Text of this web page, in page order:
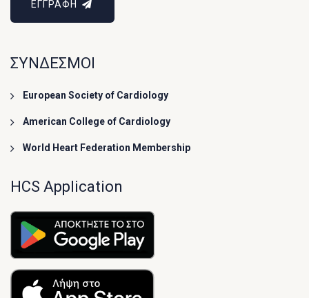
ΕΓΓΡΑΦΗ
ΣΥΝΔΕΣΜΟΙ
European Society of Cardiology
American College of Cardiology
World Heart Federation Membership
HCS Application